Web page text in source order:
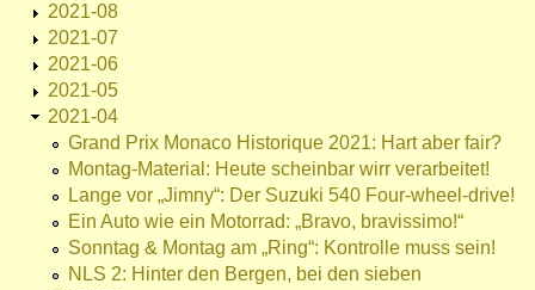
2021-08
2021-07
2021-06
2021-05
2021-04
Grand Prix Monaco Historique 2021: Hart aber fair?
Montag-Material: Heute scheinbar wirr verarbeitet!
Lange vor „Jimny“: Der Suzuki 540 Four-wheel-drive!
Ein Auto wie ein Motorrad: „Bravo, bravissimo!“
Sonntag & Montag am „Ring“: Kontrolle muss sein!
NLS 2: Hinter den Bergen, bei den sieben